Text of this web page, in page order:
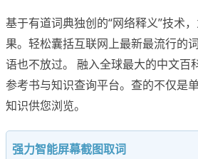
基于有道词典独创的“网络释义”技术
果。轻松囊括互联网上最新最流行的
语也不放过。 融入全球最大的中文百
参考书与知识查询平台。查的不仅是
知识供您浏览。
强力智能屏幕截图取词